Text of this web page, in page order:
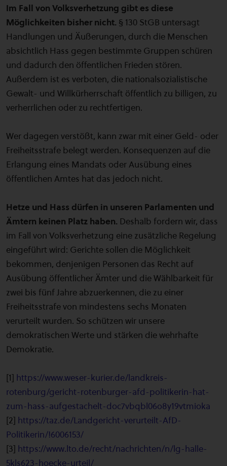
Im Fall von Volksverhetzung gibt es diese
Möglichkeiten bisher nicht. § 130 StGB untersagt
Handlungen und Äußerungen, durch die Menschen
absichtlich Hass gegen bestimmte Gruppen schüren
und dadurch den öffentlichen Frieden stören​.
Außerdem ist es verboten, die nationalsozialistische
Gewalt- und Willkürherrschaft öffentlich zu billigen, zu
verherrlichen oder zu rechtfertigen​​.
Wer dagegen verstößt, kann zwar mit einer Geld- oder
Freiheitsstrafe belegt werden. Konsequenzen auf die
Erlangung eines Mandats oder Ausübung eines
öffentlichen Amtes hat das jedoch nicht.
Hetze und Hass dürfen in unseren Parlamenten und
Ämtern keinen Platz haben. Deshalb fordern wir, dass
im Fall von Volksverhetzung eine zusätzliche Regelung
eingeführt wird: Gerichte sollen die Möglichkeit
bekommen, denjenigen Personen das Recht auf
Ausübung öffentlicher Ämter und die Wählbarkeit für
zwei bis fünf Jahre abzuerkennen, die zu einer
Freiheitsstrafe von mindestens sechs Monaten
verurteilt wurden. So schützen wir unsere
demokratischen Werte und stärken die wehrhafte
Demokratie.
[1] https://www.weser-kurier.de/landkreis-
rotenburg/gericht-rotenburger-afd-politikerin-hat-
zum-hass-aufgestachelt-doc7vbqbl06o8y19vtmioka
[2] https://taz.de/Landgericht-verurteilt-AfD-
Politikerin/!6006153/
[3] https://www.lto.de/recht/nachrichten/n/lg-halle-
5kls623-hoecke-urteil/